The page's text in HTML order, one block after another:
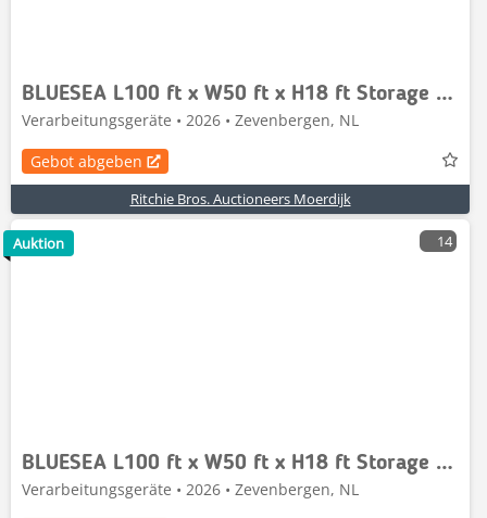
BLUESEA L100 ft x W50 ft x H18 ft Storage Building
Verarbeitungsgeräte • 2026 • Zevenbergen, NL
Gebot abgeben
Ritchie Bros. Auctioneers Moerdijk
14
BLUESEA L100 ft x W50 ft x H18 ft Storage Building
Verarbeitungsgeräte • 2026 • Zevenbergen, NL
Auktion